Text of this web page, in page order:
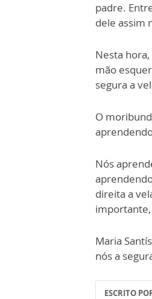
padre.
dele assim
Nesta
mão
segura a
O
Nós
direita a
importante,
Maria
nós a
ESCRITO